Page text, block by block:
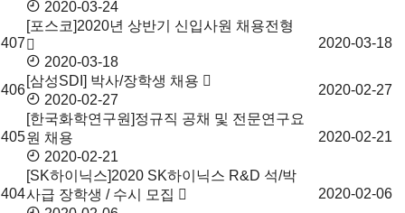
2020-03-24
407
[포스코]2020년 상반기 신입사원 채용전형
2020-03-18
2020-03-18
406
[삼성SDI] 박사/장학생 채용
2020-02-27
2020-02-27
405
[한국화학연구원]정규직 공채 및 전문연구요
원 채용
2020-02-21
2020-02-21
404
[SK하이닉스]2020 SK하이닉스 R&D 석/박
사급 장학생 / 수시 모집
2020-02-06